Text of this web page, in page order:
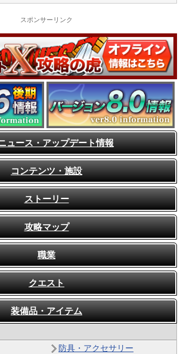
スポンサーリンク
ュース・アップデート情報
コンテンツ・施設
ストーリー
攻略マップ
職業
クエスト
装備品・アイテム
防具・アクセサリー